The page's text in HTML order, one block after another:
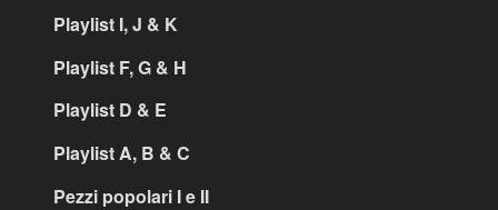
Playlist I, J & K
Playlist F, G & H
Playlist D & E
Playlist A, B & C
Pezzi popolari I e II